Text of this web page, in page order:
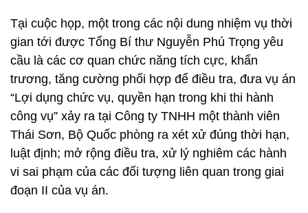
Tại cuộc họp, một trong các nội dung nhiệm vụ thời
gian tới được Tổng Bí thư Nguyễn Phú Trọng yêu
cầu là các cơ quan chức năng tích cực, khẩn
trương, tăng cường phối hợp để điều tra, đưa vụ án
“Lợi dụng chức vụ, quyền hạn trong khi thi hành
công vụ” xảy ra tại Công ty TNHH một thành viên
Thái Sơn, Bộ Quốc phòng ra xét xử đúng thời hạn,
luật định; mở rộng điều tra, xử lý nghiêm các hành
vi sai phạm của các đối tượng liên quan trong giai
đoạn II của vụ án.